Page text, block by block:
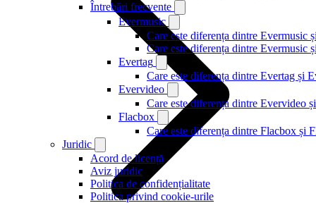
Întrebări frecvente
Evermusic
Care este diferența dintre Evermusic
Care este diferența dintre Evermusic
Evertag
Care este diferența dintre Evertag și
Evervideo
Care este diferența dintre Evervideo
Flacbox
Care este diferența dintre Flacbox și
Juridic
Acord de licență
Aviz juridic
Politica de confidențialitate
Politica privind cookie-urile